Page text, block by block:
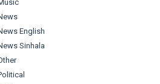
English
Sinhala